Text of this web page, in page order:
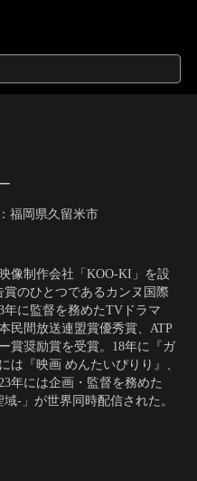
福岡県久留米市
像制作会社「KOO-KI」を設
賞のひとつであるカンヌ国際
年に監督を務めたTVドラマ
民間放送連盟賞優秀賞、ATP
賞奨励賞を受賞。18年に『ガ
は『映画 めんたいぴりり』、
年には企画・監督を務めた
-」が世界同時配信された。